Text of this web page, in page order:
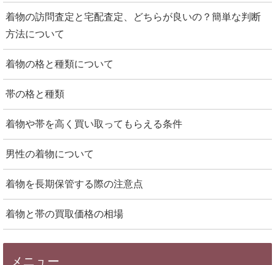
着物の訪問査定と宅配査定、どちらが良いの？簡単な判断
方法について
着物の格と種類について
帯の格と種類
着物や帯を高く買い取ってもらえる条件
男性の着物について
着物を長期保管する際の注意点
着物と帯の買取価格の相場
メニュー